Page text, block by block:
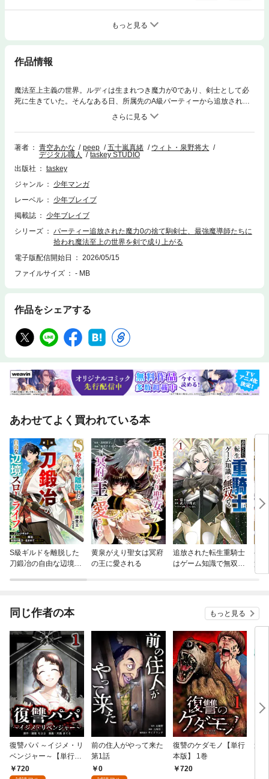
もっと見る
作品情報
魔法至上主義の世界。ルディは生まれつき魔力が0であり、剣士として必
死に生きていた。そんなある日、所属先のA級パーティーから追放されて
しまう。だが、最強の女魔導師に成長した幼馴染と再会する。彼女と再会
したことをきっかけに、ルディはA級モンスターを瞬殺したり、自分を追
放したパーティーリーダーを倒したり……真の実力が周囲に認められてい
く。
著者 青空あかな peep 五十嵐真緒
ウィト・泉野将大
デジタル職人
taskey STUDIO
出版社
taskey
ジャンル
少年マンガ
レーベル
少年ブレイブ
掲載誌
少年ブレイブ
シリーズ
パーティー追放された魔力0の捨て駒剣士、最強魔導師たちに
拾われ魔法至上の世界を剣で成り上がる
電子版配信開始日
2026/05/15
ファイルサイズ
- MB
作品をシェアする
あわせてよく買われている本
S級ギルドを離脱した
刀鍛冶の自由な辺境ス
ら、伝説の魔刀が生ま
れていました～【分冊
黄泉がえり聖女は冥府
の王に愛される
追放された転生重騎士
はゲーム知識で無双す
ゲ
貴
外
同じ作者の本 もっと見る
復讐パパ ～イジメ・リ
ベンジャー～【単行本
版】 1巻
720
前の住人がやって来た
第1話
0
復讐のケダモノ【単行
本版】 1巻
720
追